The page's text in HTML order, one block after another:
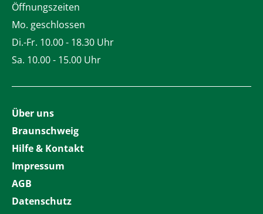
Öffnungszeiten
Mo. geschlossen
Di.-Fr. 10.00 - 18.30 Uhr
Sa. 10.00 - 15.00 Uhr
Über uns
Braunschweig
Hilfe & Kontakt
Impressum
AGB
Datenschutz